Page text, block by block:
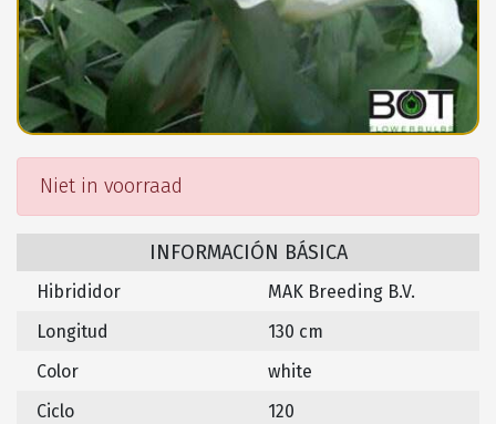
Niet in voorraad
INFORMACIÓN BÁSICA
Hibrididor
MAK Breeding B.V.
Longitud
130 cm
Color
white
Ciclo
120